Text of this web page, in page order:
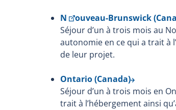
N
Ce
lien
s'ouvrira
dans
nouvelle
fenêtre
ouveau-Brunswick
Séjour d’un à trois mois au
autonomie en ce qui a trait à
de leur projet.
Ontario (Canada)
Séjour d’un à trois mois en
trait à l’hébergement ainsi